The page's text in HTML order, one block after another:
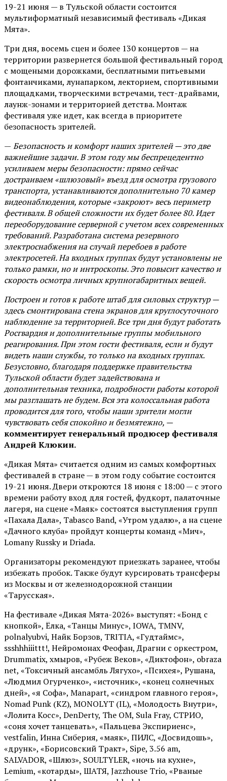
19-21 июня — в Тульской области состоится
мультиформатный независимый фестиваль «Дикая
Мята».
Три дня, восемь сцен и более 130 концертов — на
территории развернется большой фестивальный город
с мощеными дорожками, бесплатными питьевыми
фонтанчиками, лунапарком, лекторием, спортивными
площадками, творческими встречами, тест-драйвами,
лаунж-зонами и территорией детства. Монтаж
фестиваля уже идет, как всегда в приоритете
безопасность зрителей.
— Безопасность и комфорт наших зрителей — это две
важнейшие задачи. В этом году мы беспрецедентно
усиливаем меры безопасности: прямо сейчас
достраиваем «шлюзовый» въезд для осмотра грузового
транспорта, устанавливаются дополнительно 70 камер
видеонаблюдения, которые «закроют» весь периметр
фестиваля. В общей сложности их будет более 80. Идет
переоборудование серверной с учетом всех современных
требований. Разработана система резервного
электроснабжения на случай перебоев в работе
электросетей. На входных группах будут установлены не
только рамки, но и интроскопы. Это повысит качество и
скорость осмотра личных крупногабаритных вещей.
Построен и готов к работе штаб для силовых структур —
здесь смонтирована стена экранов для круглосуточного
наблюдение за территорией. Все три дня будут работать
Росгвардия и дополнительные группы мобильного
реагирования. При этом гости фестиваля, если и будут
видеть наши службы, то только на входных группах.
Безусловно, благодаря поддержке правительства
Тульской области будет задействована и
дополнительная техника, подробности работы которой
мы разглашать не будем. Вся эта колоссальная работа
проводится для того, чтобы наши зрители могли
чувствовать себя спокойно и безмятежно, —
комментирует генеральный продюсер фестиваля
Андрей Клюкин.
«Дикая Мята» считается одним из самых комфортных
фестивалей в стране — в этом году событие состоится
19-21 июня. Двери откроются 18 июня с 18:00 — с этого
времени работу вход для гостей, фудкорт, палаточные
лагеря, на сцене «Маяк» состоятся выступления групп
«Пахала Дала», Tabasco Band, «Утром удалю», а на сцене
«Дачного клуба» пройдут концерты команд «Мич»,
Lomany Russky и Driada.
Организаторы рекомендуют приезжать заранее, чтобы
избежать пробок. Также будут курсировать трансферы
из Москвы и от железнодорожной станции
«Тарусская».
На фестивале «Дикая Мята-2026» выступят: «Бонд с
кнопкой», Ёлка, «Танцы Минус», IOWA, TMNV,
polnalyubvi, Найк Борзов, TRITIA, «Гудтаймс»,
ssshhhiiittt!, Нейромонах Феофан, Драгни с оркестром,
Drummatix, хмыров, «Рубеж Веков», «Диктофон», obraza
net, «Токсичный ансамбль Лягухо», «Психея», Рушана,
«Людмил Огурченко», «источник», «конец солнечных
дней», «я Софа», Manapart, «синдром главного героя»,
Nomad Punk (KZ), MONOLYT (IL), «Молодость Внутри»,
«Лолита Косс», DenDerty, The OM, Sula Fray, СТРИО,
«соня хочет танцевать», «Пальцева Экспириенс»,
vestfalin, Инна Сиберия, «маяк», ПИЛС, «Досвидошь»,
«друнк», «Борисовский Тракт», Sipe, 3.56 am,
SALVADOR, «Шлюз», SOULTYLER, «ночь на кухне»,
Lemium, «котарды», ШАТЯ, Jazzhouse Trio, «Рваные